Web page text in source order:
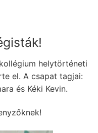
helytörténeti
el. A csapat tagjai:
és Kéki Kevin.